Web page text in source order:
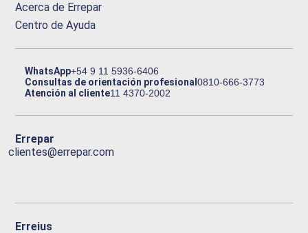
Acerca de Errepar
Centro de Ayuda
WhatsApp+54 9 11 5936-6406
Consultas de orientación profesional0810-666-3773
Atención al cliente11 4370-2002
Errepar
clientes@errepar.com
Erreius